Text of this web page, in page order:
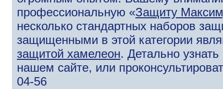
профессиональную «Защиту
несколько стандартных наборов
защищенными в этой категории
защитой хамелеон. Детально
нашем сайте, или
04-56